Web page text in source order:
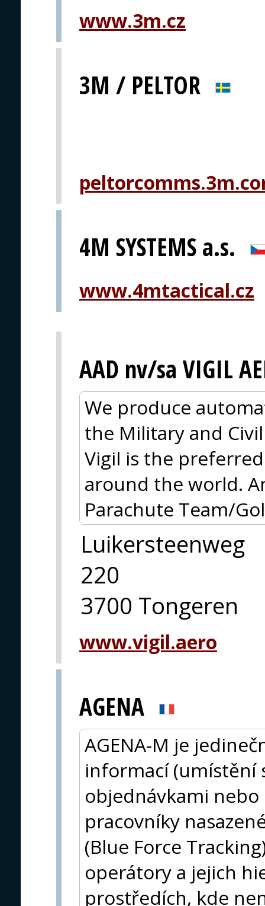
www.3m.cz
3M / PELTOR
4M SYSTEMS a.s.
www.4mtactical.cz
AAD nv/sa VIGIL
We produce
the Military and
Vigil is the
around the world.
Parachute Team/
Luikersteenweg
220
3700 Tongeren
www.vigil.aero
AGENA
AGENA-M je
informací (umístění
objednávkami
pracovníky
(Blue Force
operátory a jejich
prostředích, kde